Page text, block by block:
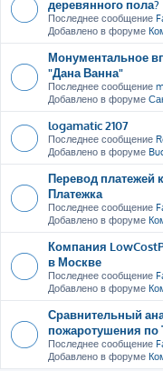
деревянного пола?
Последнее сообщение
Добавлено в форуме
Монументальное
"Дана Ванна"
Последнее сообщение
Добавлено в форуме
logamatic 2107
Последнее сообщение
Добавлено в форуме
Перевод платежей
Платежка
Последнее сообщение
Добавлено в форуме
Компания
в Москве
Последнее сообщение
Добавлено в форуме
Сравнительный
пожаротушения по
Последнее сообщение
Добавлено в форуме